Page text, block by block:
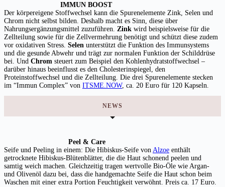
IMMUN BOOST
Der körpereigene Stoffwechsel kann die Spurenelemente Zink, Selen und
Chrom nicht selbst bilden. Deshalb macht es Sinn, diese über
Nahrungsergänzungsmittel zuzuführen. Zink wird beispielsweise für die
Zellteilung sowie für die Zellvermehrung benötigt und schützt diese zudem
vor oxidativen Stress. Selen unterstützt die Funktion des Immunsystems
und die gesunde Abwehr und trägt zur normalen Funktion der Schilddrüse
bei. Und Chrom steuert zum Beispiel den Kohlenhydratstoffwechsel –
darüber hinaus beeinflusst es den Cholesterinspiegel, den
Proteinstoffwechsel und die Zellteilung. Die drei Spurenelemente stecken
im “Immun Complex” von ITSME.NOW, ca. 20 Euro für 120 Kapseln.
NEWS
Peel & Care
Seife und Peeling in einem: Die Hibiskus-Seife von Alzoe enthält
getrocknete Hibiskus-Blütenblätter, die die Haut schonend peelen und
samtig weich machen. Gleichzeitig tragen wertvolle Bio-Öle wie Argan-
und Olivenöl dazu bei, dass die handgemachte Seife die Haut schon beim
Waschen mit einer extra Portion Feuchtigkeit verwöhnt. Preis ca. 17 Euro.